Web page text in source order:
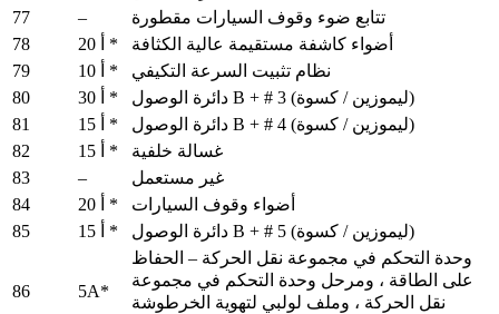
77
–
تتابع ضوء وقوف السيارات مقطورة
78
20 أ *
أضواء كاشفة مستقيمة عالية الكثافة
79
10 أ *
نظام تثبيت السرعة التكيفي
80
30 أ *
دائرة الوصول B + # 3 (ليموزين / كسوة)
81
15 أ *
دائرة الوصول B + # 4 (ليموزين / كسوة)
82
15 أ *
غسالة خلفية
83
–
غير مستعمل
84
20 أ *
أضواء وقوف السيارات
85
15 أ * دائرة الوصول B + # 5 (ليموزين / كسوة)
86 5A*
وحدة التحكم في مجموعة نقل الحركة – الحفاظ
على الطاقة ، ومرحل وحدة التحكم في مجموعة
نقل الحركة ، وملف لولبي لتهوية الخرطوشة